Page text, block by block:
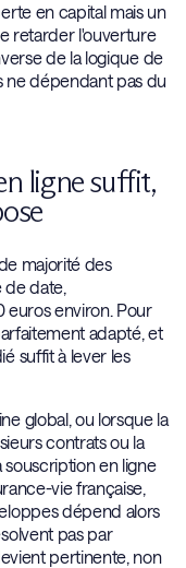
en capital mais un
retarder l'ouverture
de la logique de
ne dépendant pas du
ligne suffit,
majorité des
de date,
euros environ. Pour
adapté, et
suffit à lever les
global, ou lorsque la
contrats ou la
souscription en ligne
vie française,
dépend alors
pas par
pertinente, non